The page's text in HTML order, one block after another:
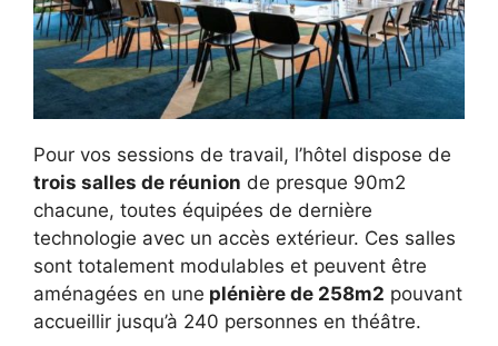
Pour vos sessions de travail, l’hôtel dispose de
trois salles de réunion de presque 90m2
chacune, toutes équipées de dernière
technologie avec un accès extérieur. Ces salles
sont totalement modulables et peuvent être
aménagées en une plénière de 258m2 pouvant
accueillir jusqu’à 240 personnes en théâtre.